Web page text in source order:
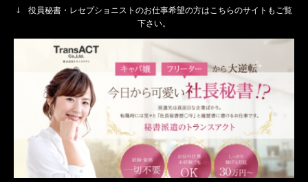
↓ 役員秘書・レセプショニストのお仕事希望の方はこちらのサイトもご覧
下さい。